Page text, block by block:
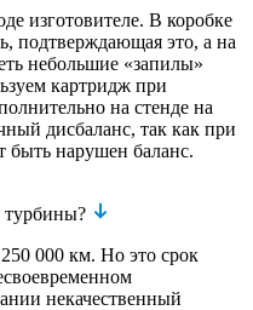
изготовителе. В коробке
подтверждающая это, а на
небольшие «запилы»
картридж при
на стенде на
дисбаланс, так как при
нарушен баланс.
турбины?
000 км. Но это срок
некачественный